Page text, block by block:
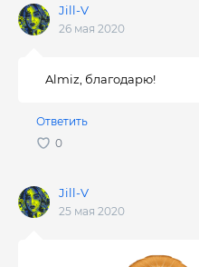
Jill-V
26 мая 2020
Almiz, благодарю!
Ответить
Jill-V
25 мая 2020